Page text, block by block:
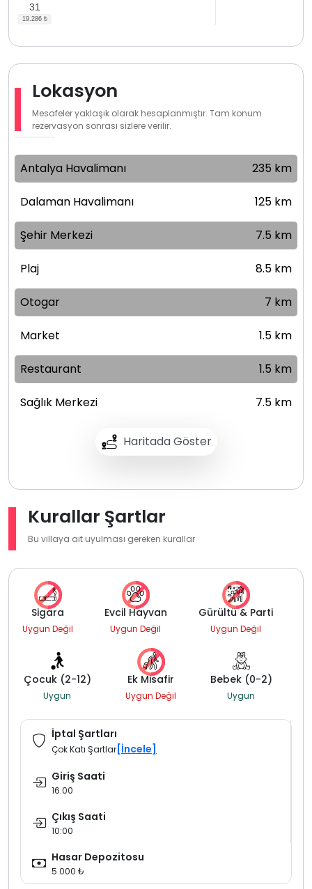
31
Lokasyon
Mesafeler yaklaşık olarak hesaplanmıştır. Tam konum
rezervasyon sonrası sizlere verilir.
Haritada Göster
Antalya Havalimanı 235 km
Dalaman Havalimanı 125 km
Şehir Merkezi 7.5 km
Plaj 8.5 km
Otogar 7 km
Market 1.5 km
Restaurant 1.5 km
Sağlık Merkezi 7.5 km
Kurallar Şartlar
Bu villaya ait uyulması gereken kurallar
Sigara
Uygun Değil
Evcil Hayvan
Uygun Değil
Gürültü & Parti
Uygun Değil
Çocuk (2-12)
Uygun
Ek Misafir
Uygun Değil
Bebek (0-2)
Uygun
İptal Şartları
Çok Katı Şartlar [İncele]
Giriş Saati
16:00
Çıkış Saati
10:00
Hasar Depozitosu
5.000 ₺